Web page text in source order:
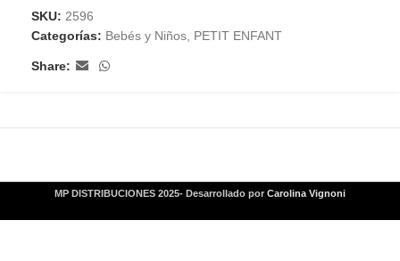
SKU: 2596
Categorías: Bebés y Niños PETIT ENFANT
Share:
MP DISTRIBUCIONES 2025- Desarrollado por Carolina Vignoni